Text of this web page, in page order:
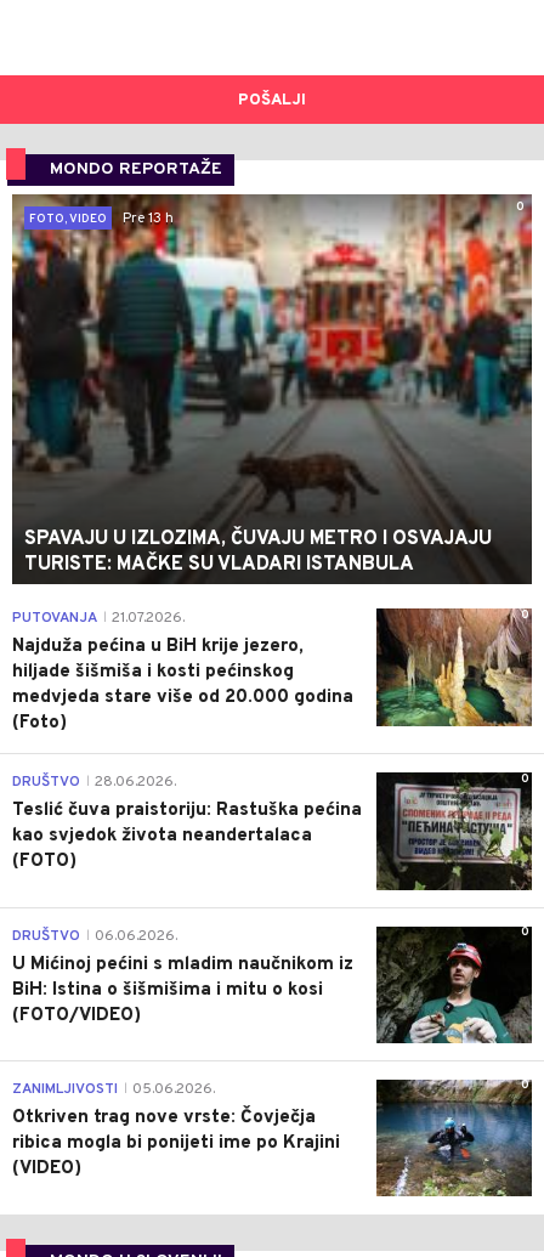
POŠALJI
MONDO REPORTAŽE
0
FOTO, VIDEO
Pre 13 h
SPAVAJU U IZLOZIMA, ČUVAJU METRO I OSVAJAJU
TURISTE: MAČKE SU VLADARI ISTANBULA
0
PUTOVANJA 21.07.2026.
Najduža pećina u BiH krije jezero,
hiljade šišmiša i kosti pećinskog
medvjeda stare više od 20.000 godina
(Foto)
0
DRUŠTVO 28.06.2026.
Teslić čuva praistoriju: Rastuška pećina
kao svjedok života neandertalaca
(FOTO)
0
DRUŠTVO 06.06.2026.
U Mićinoj pećini s mladim naučnikom iz
BiH: Istina o šišmišima i mitu o kosi
(FOTO/VIDEO)
0
ZANIMLJIVOSTI 05.06.2026.
Otkriven trag nove vrste: Čovječja
ribica mogla bi ponijeti ime po Krajini
(VIDEO)